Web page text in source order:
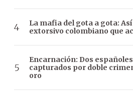
La mafia del gota a gota:
extorsivo colombiano que
Encarnación: Dos
capturados por doble
oro